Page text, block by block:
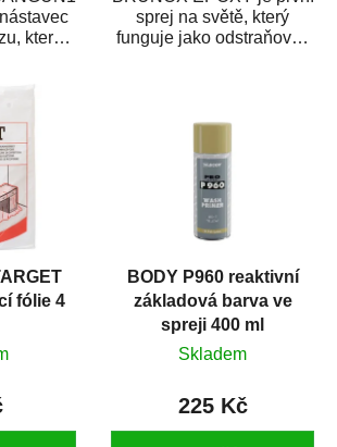
který ji
sprej na světě, který
funguje jako odstraňovač
fólie 4
BODY P960 reaktivní
základová barva ve
spreji 400 ml
Skladem
225 Kč